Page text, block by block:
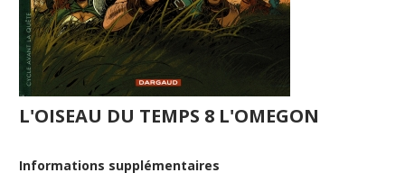
L'OISEAU DU TEMPS 8 L'OMEGON
Informations supplémentaires